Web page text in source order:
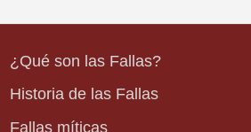
¿Qué son las Fallas?
Historia de las Fallas
Fallas míticas